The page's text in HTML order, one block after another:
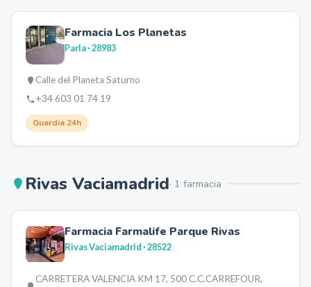
Farmacia Los Planetas
Parla· 28983
Calle del Planeta Saturno
+34 603 01 74 19
Guardia 24h
Rivas Vaciamadrid· 1 farmacia
Farmacia Farmalife Parque Rivas
Rivas Vaciamadrid· 28522
CARRETERA VALENCIA KM 17, 500 C.C.CARREFOUR,